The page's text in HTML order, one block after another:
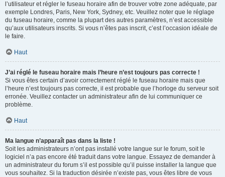
l’utilisateur et régler le fuseau horaire afin de trouver votre zone adéquate, par
exemple Londres, Paris, New York, Sydney, etc. Veuillez noter que le réglage
du fuseau horaire, comme la plupart des autres paramètres, n’est accessible
qu’aux utilisateurs inscrits. Si vous n’êtes pas inscrit, c’est l’occasion idéale de
le faire.
Haut
J’ai réglé le fuseau horaire mais l’heure n’est toujours pas correcte !
Si vous êtes certain d’avoir correctement réglé le fuseau horaire mais que
l’heure n’est toujours pas correcte, il est probable que l’horloge du serveur soit
erronée. Veuillez contacter un administrateur afin de lui communiquer ce
problème.
Haut
Ma langue n’apparaît pas dans la liste !
Soit les administrateurs n’ont pas installé votre langue sur le forum, soit le
logiciel n’a pas encore été traduit dans votre langue. Essayez de demander à
un administrateur du forum s’il est possible qu’il puisse installer la langue que
vous souhaitez. Si la traduction désirée n’existe pas, vous êtes libre de vous